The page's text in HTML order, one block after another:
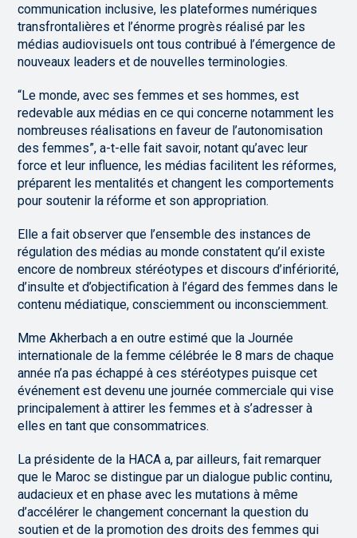
communication inclusive, les plateformes numériques
transfrontalières et l’énorme progrès réalisé par les
médias audiovisuels ont tous contribué à l’émergence de
nouveaux leaders et de nouvelles terminologies.
“Le monde, avec ses femmes et ses hommes, est
redevable aux médias en ce qui concerne notamment les
nombreuses réalisations en faveur de l’autonomisation
des femmes”, a-t-elle fait savoir, notant qu’avec leur
force et leur influence, les médias facilitent les réformes,
préparent les mentalités et changent les comportements
pour soutenir la réforme et son appropriation.
Elle a fait observer que l’ensemble des instances de
régulation des médias au monde constatent qu’il existe
encore de nombreux stéréotypes et discours d’infériorité,
d’insulte et d’objectification à l’égard des femmes dans le
contenu médiatique, consciemment ou inconsciemment.
Mme Akherbach a en outre estimé que la Journée
internationale de la femme célébrée le 8 mars de chaque
année n’a pas échappé à ces stéréotypes puisque cet
événement est devenu une journée commerciale qui vise
principalement à attirer les femmes et à s’adresser à
elles en tant que consommatrices.
La présidente de la HACA a, par ailleurs, fait remarquer
que le Maroc se distingue par un dialogue public continu,
audacieux et en phase avec les mutations à même
d’accélérer le changement concernant la question du
soutien et de la promotion des droits des femmes qui